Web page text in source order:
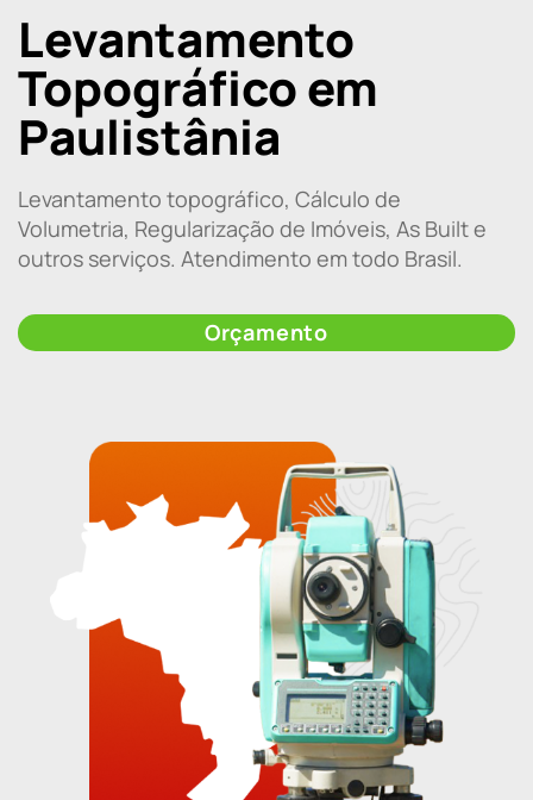
Levantamento
Topográfico em
Paulistânia
Levantamento topográfico, Cálculo de
Volumetria, Regularização de Imóveis, As Built e
outros serviços. Atendimento em todo Brasil.
Orçamento